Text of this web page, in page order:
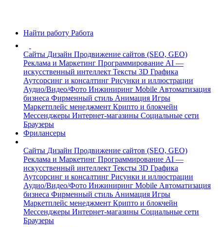
Найти работу Работа
Сайты Дизайн Продвижение сайтов (SEO, GEO)
Реклама и Маркетинг Программирование AI —
искусственный интеллект Тексты 3D Графика
Аутсорсинг и консалтинг Рисунки и иллюстрации
Аудио/Видео/Фото Инжиниринг Mobile Автоматизация
бизнеса Фирменный стиль Анимация Игры
Маркетплейс менеджмент Крипто и блокчейн
Мессенджеры Интернет-магазины Социальные сети
Браузеры
Фрилансеры
Сайты Дизайн Продвижение сайтов (SEO, GEO)
Реклама и Маркетинг Программирование AI —
искусственный интеллект Тексты 3D Графика
Аутсорсинг и консалтинг Рисунки и иллюстрации
Аудио/Видео/Фото Инжиниринг Mobile Автоматизация
бизнеса Фирменный стиль Анимация Игры
Маркетплейс менеджмент Крипто и блокчейн
Мессенджеры Интернет-магазины Социальные сети
Браузеры